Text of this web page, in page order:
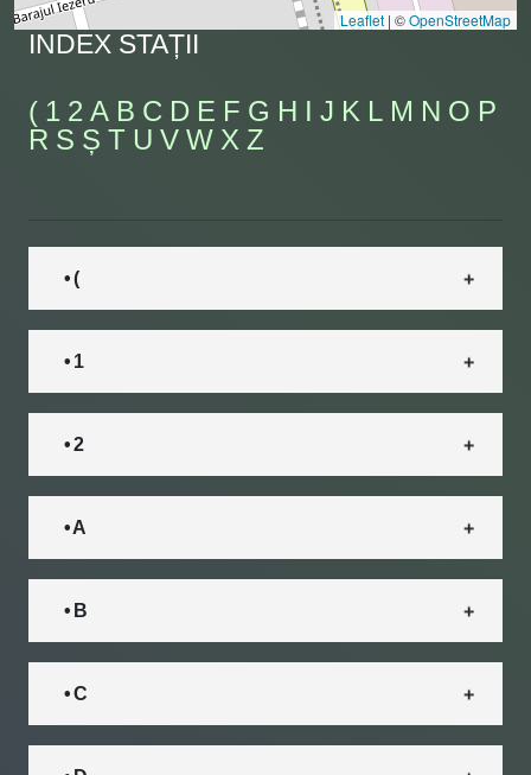
Leaflet | ©OpenStreetMap
INDEX STAȚII
( 1 2 A B C D E F G H I J K L M N O P
R S Ș T U V W X Z
• (
• 1
• 2
• A
• B
• C